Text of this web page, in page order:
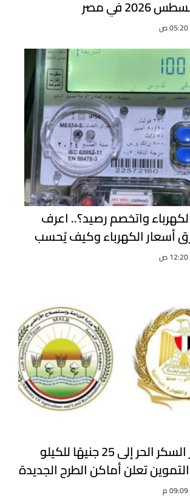
واتخصم رصيد؟.. اعرف
أسعار الكهرباء وكيف يُحسب
انخفاض سعر السكر الحر إلى 25 جنيهًا للكيلو
تعلن أماكن الطرح الجديدة